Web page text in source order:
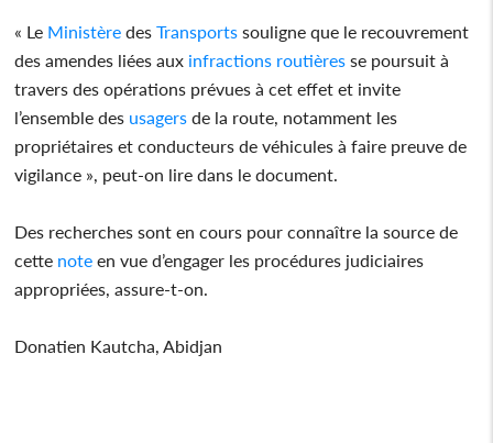
« Le Ministère desTransports souligne que le recouvrement
des amendes liées aux infractions routières se poursuit à
travers des opérations prévues à cet effet et invite
l’ensemble des usagers de la route, notamment les
propriétaires et conducteurs de véhicules à faire preuve de
vigilance », peut-on lire dans le document.
Des recherches sont en cours pour connaître la source de
cette note en vue d’engager les procédures judiciaires
appropriées, assure-t-on.
Donatien Kautcha, Abidjan